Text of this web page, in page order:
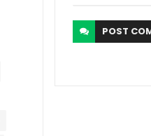
POST